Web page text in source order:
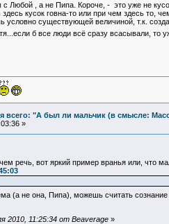
с Любой , а не Пипа. Короче, - это уже не
кусок говна-то или при чем здесь то,
существующей величиной, т.к.
б все люди всё сразу всасывали, то
всего: "А был ли мальчик (в смысле:
»
речь, вот яркий пример вранья или, что
(а не она, Пипа), можешь считать сознание
2010, 11:25:34 от Beaverage»